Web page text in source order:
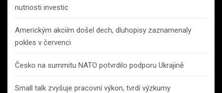
nutnosti investic
Americkým akciím došel dech, dluhopisy zaznamenaly
pokles v červenci
Česko na summitu NATO potvrdilo podporu Ukrajině
Small talk zvyšuje pracovní výkon, tvrdí výzkumy